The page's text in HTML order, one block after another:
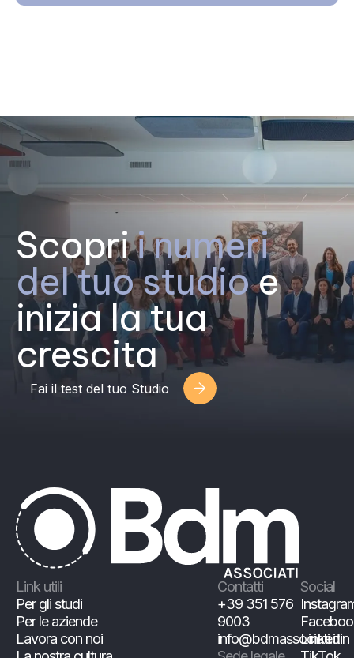
Scoprii numeri
del tuo studioe
inizia la tua
crescita
Fai il test del tuo Studio
Link utili
Per gli studi
Per le aziende
Lavora con noi
Contatti
+39 351 576
9003
info@bdmassociati.it
Social
Linkedin